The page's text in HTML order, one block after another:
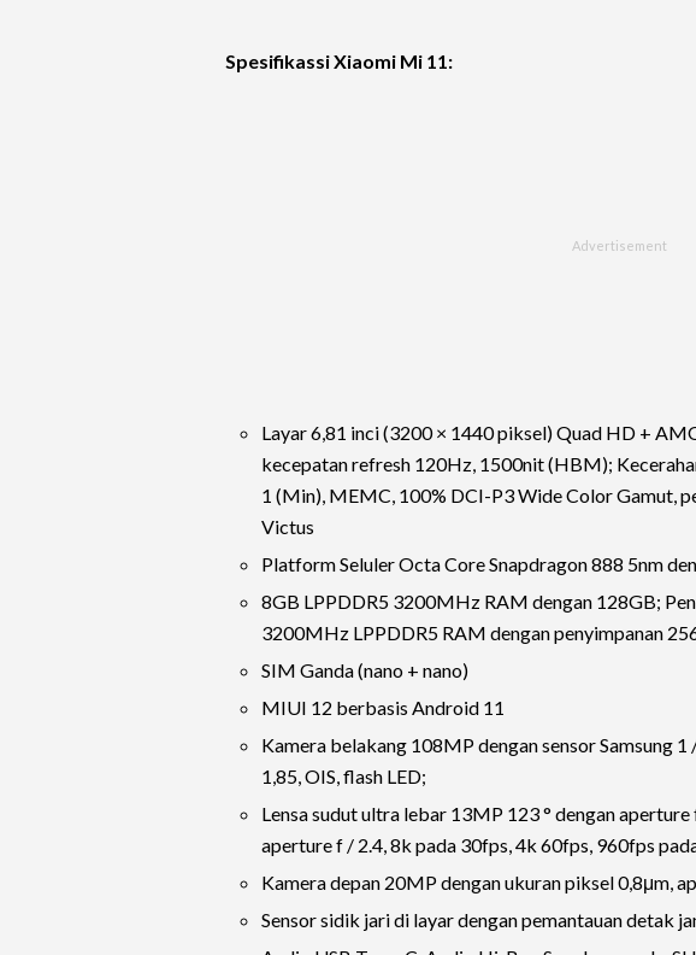
Spesifikassi Xiaomi Mi 11:
Layar 6,81 inci (3200 × 1440 piksel) Quad HD +
kecepatan refresh 120Hz, 1500nit (HBM);
1 (Min), MEMC, 100% DCI-P3 Wide Color Gamut,
Victus
Platform Seluler Octa Core Snapdragon 888 5nm
8GB LPPDDR5 3200MHz RAM dengan 128GB;
3200MHz LPPDDR5 RAM dengan penyimpanan
SIM Ganda (nano + nano)
MIUI 12 berbasis Android 11
Kamera belakang 108MP dengan sensor Samsung
1,85, OIS, flash LED;
Lensa sudut ultra lebar 13MP 123 ° dengan
aperture f / 2.4, 8k pada 30fps, 4k 60fps, 960fps
Kamera depan 20MP dengan ukuran piksel 0,8μm,
Sensor sidik jari di layar dengan pemantauan detak